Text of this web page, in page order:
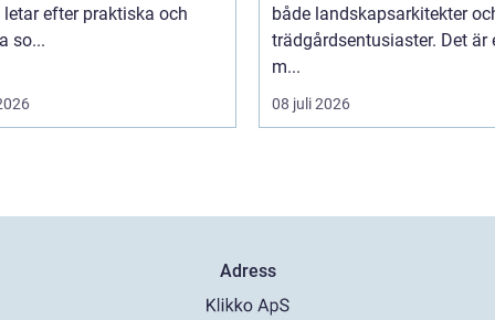
letar efter praktiska och
so...
både landskapsarkitekter
trädgårdsentusiaster. Det är
m...
08 juli 2026
Adress